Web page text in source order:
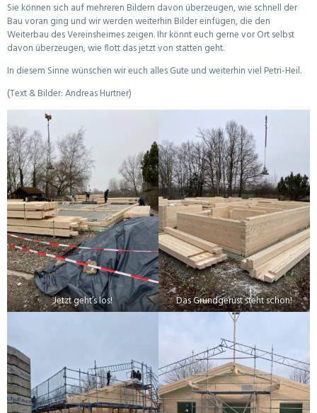
Sie können sich auf mehreren Bildern davon überzeugen, wie schnell der
Bau voran ging und wir werden weiterhin Bilder einfügen, die den
Weiterbau des Vereinsheimes zeigen. Ihr könnt euch gerne vor Ort selbst
davon überzeugen, wie flott das jetzt von statten geht.
In diesem Sinne wünschen wir euch alles Gute und weiterhin viel Petri-Heil.
(Text & Bilder: Andreas Hurtner)
Jetzt geht’s los! Das Grundgerüst steht schon!